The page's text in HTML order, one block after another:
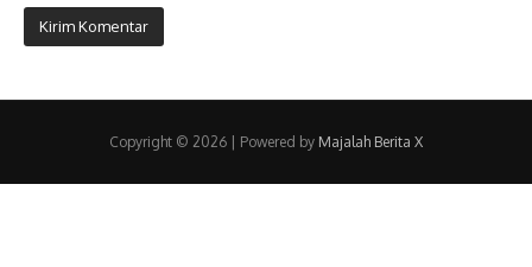
Copyright © 2026 | Powered by Majalah Berita X